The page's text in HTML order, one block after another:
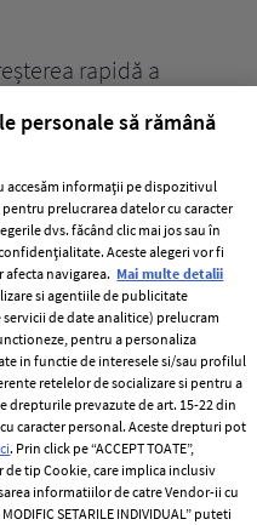
rapidă a
Termeni si conditii
Politica de
confidențialitate
Politica de cookies
Publicitate
personale să rămână
accesăm informații pe dispozitivul
prelucrarea datelor cu caracter
dvs. făcând clic mai jos sau în
Aceste alegeri vor fi
navigarea. Mai multe detalii
si agentiile de publicitate
de date analitice) prelucram
pentru a personaliza
in functie de interesele si/sau profilul
retelelor de socializare si pentru a
drepturile prevazute de art. 15-22 din
caracter personal. Aceste drepturi pot
. Prin click pe “ACCEPT TOATE”,
tip Cookie, care implica inclusiv
informatiilor de catre Vendor-ii cu
SETARILE INDIVIDUAL” puteti